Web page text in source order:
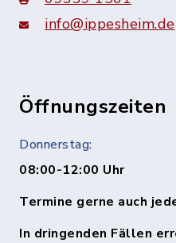
info@ippesheim.de
Öffnungszeiten
Donnerstag:
08:00-12:00 Uhr
Termine gerne auch
In dringenden Fällen